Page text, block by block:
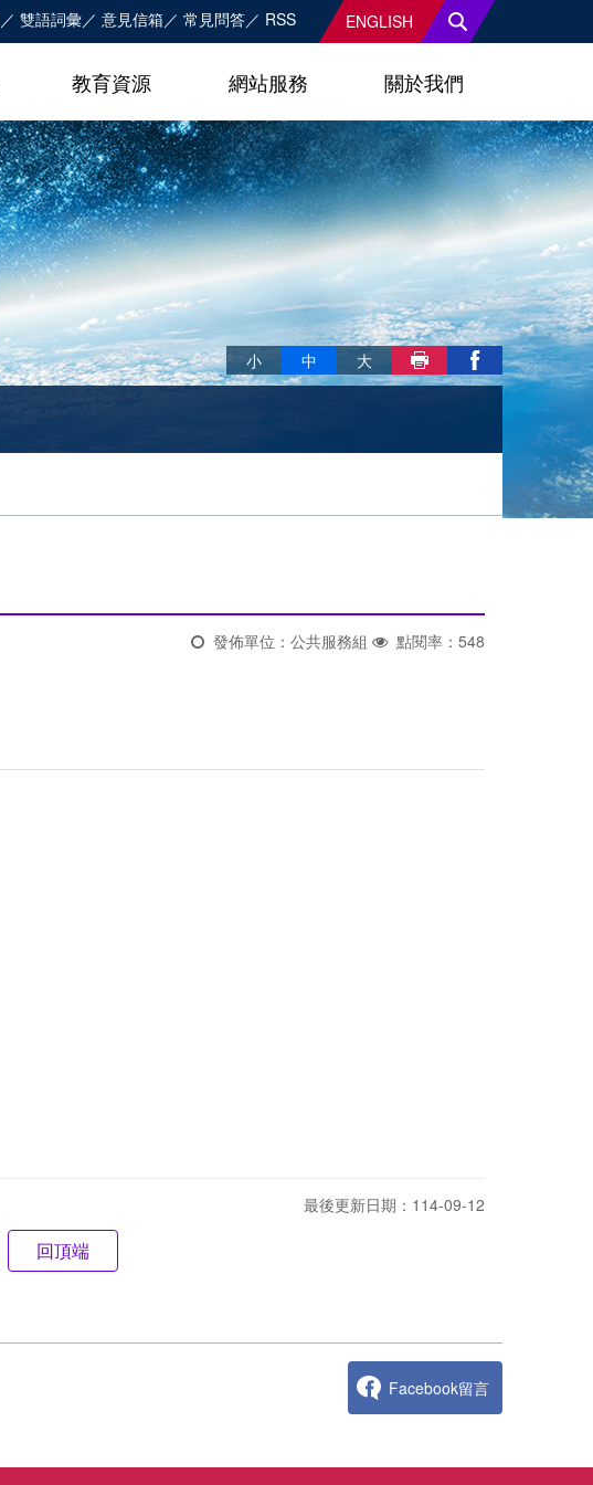
雙語詞彙 意見信箱 常見問答 RSS ENGLISH
教育資源 網站服務 關於我們
略過字型切換，社群分享工具列
小
中 大
發佈單位：公共服務組 點閱率：548
最後更新日期：114-09-12
回頂端
Facebook留言